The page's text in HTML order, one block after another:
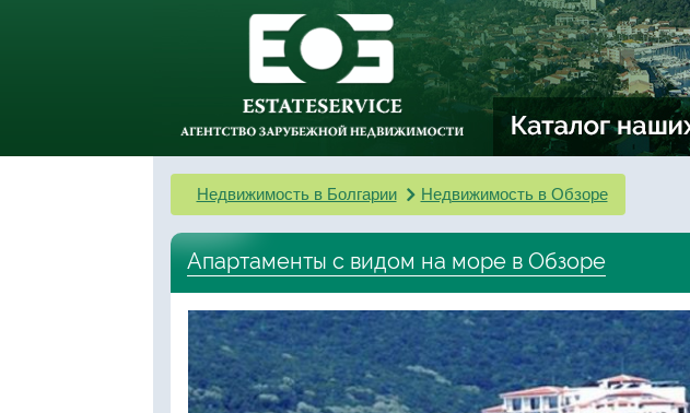
Недвижимость в Болгарии Недвижимость в Обзоре
Апартаменты с видом на море в Обзоре